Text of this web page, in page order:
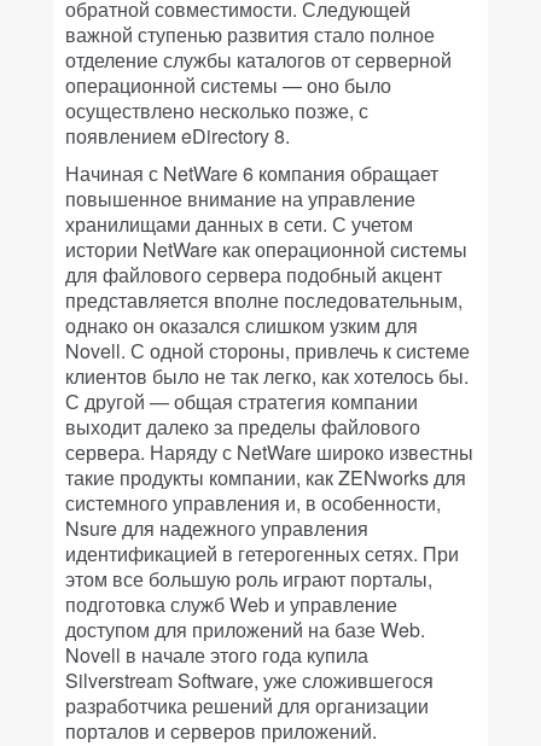
обратной совместимости. Следующей
важной ступенью развития стало полное
отделение службы каталогов от серверной
операционной системы — оно было
осуществлено несколько позже, с
появлением eDirectory 8.
Начиная с NetWare 6 компания обращает
повышенное внимание на управление
хранилищами данных в сети. С учетом
истории NetWare как операционной системы
для файлового сервера подобный акцент
представляется вполне последовательным,
однако он оказался слишком узким для
Novell. С одной стороны, привлечь к системе
клиентов было не так легко, как хотелось бы.
С другой — общая стратегия компании
выходит далеко за пределы файлового
сервера. Наряду с NetWare широко известны
такие продукты компании, как ZENworks для
системного управления и, в особенности,
Nsure для надежного управления
идентификацией в гетерогенных сетях. При
этом все большую роль играют порталы,
подготовка служб Web и управление
доступом для приложений на базе Web.
Novell в начале этого года купила
Silverstream Software, уже сложившегося
разработчика решений для организации
порталов и серверов приложений.